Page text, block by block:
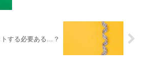
トする必要ある…？